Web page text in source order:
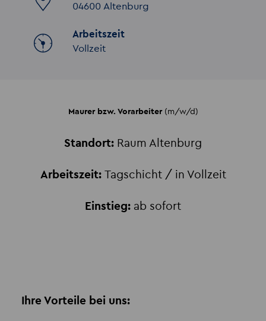
04600 Altenburg
Arbeitszeit
Vollzeit
Maurer bzw. Vorarbeiter(m/w/d)
Standort: Raum Altenburg
Arbeitszeit: Tagschicht / in Vollzeit
Einstieg: ab sofort
Ihre Vorteile bei uns: